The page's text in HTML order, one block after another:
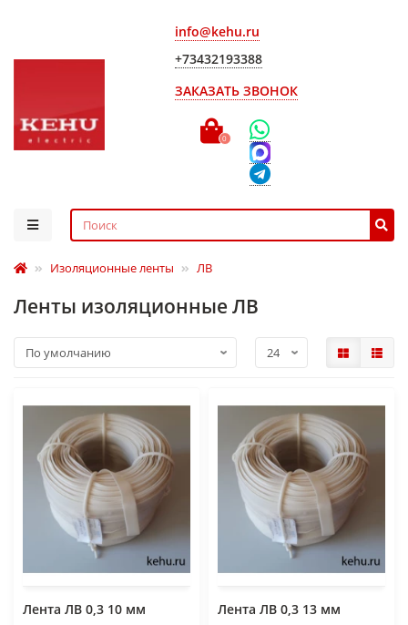
info@kehu.ru
+73432193388
ЗАКАЗАТЬ ЗВОНОК
0
Изоляционные ленты ЛВ
Ленты изоляционные ЛВ
Лента ЛВ 0,3 10 мм Лента ЛВ 0,3 13 мм